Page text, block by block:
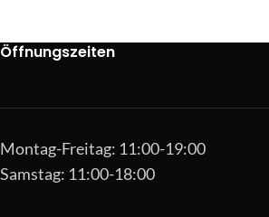
Öffnungszeiten
Montag-Freitag: 11:00-19:00
Samstag: 11:00-18:00